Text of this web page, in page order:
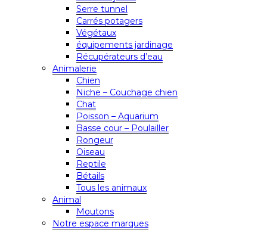
Serre tunnel
Carrés potagers
Végétaux
équipements jardinage
Récupérateurs d’eau
Animalerie
Chien
Niche – Couchage chien
Chat
Poisson – Aquarium
Basse cour – Poulailler
Rongeur
Oiseau
Reptile
Bétails
Tous les animaux
Animal
Moutons
Notre espace marques